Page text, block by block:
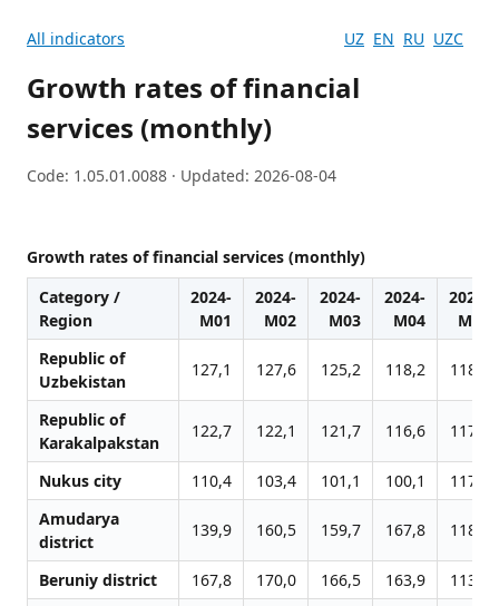
All indicators UZ EN RU UZC
Growth rates of financial
services (monthly)
Code: 1.05.01.0088 · Updated: 2026-08-04
Growth rates of financial services (monthly)
Category /
Region
2024-
M01
2024-
M02
2024-
M03
2024-
M04
2024-
M05
Republic of
Uzbekistan
127,1 127,6 125,2 118,2 118,9
Republic of
Karakalpakstan
122,7 122,1 121,7 116,6 117,2
Nukus city 110,4 103,4 101,1 100,1
117,4
Amudarya
district
139,9 160,5 159,7 167,8 118,1
Beruniy district 167,8 170,0 166,5 163,9
113,3